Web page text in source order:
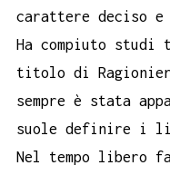
carattere deciso e
Ha compiuto studi
titolo di
sempre è stata
suole definire i
Nel tempo libero